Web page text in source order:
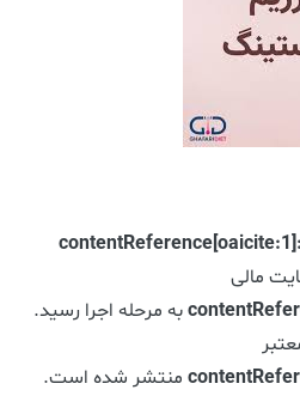
:contentReference[oaicite:1]
مالی
به مرحله اجرا رسید.
منتشر شده است.